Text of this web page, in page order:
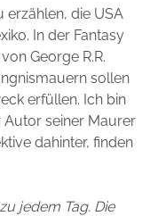
erzählen, die USA
In der Fantasy
George R.R.
sollen
erfüllen. Ich bin
seiner Maurer
dahinter, finden
jedem Tag. Die